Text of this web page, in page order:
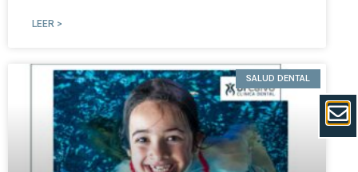
LEER >
SALUD DENTAL